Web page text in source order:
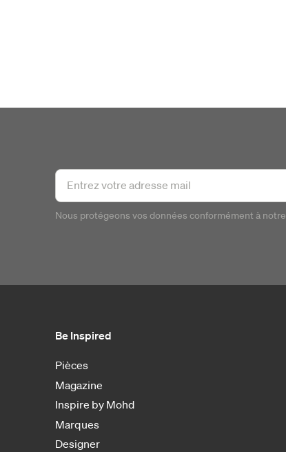
Nous protégeons vos données conformément à notre
Be Inspired
Pièces
Magazine
Inspire by Mohd
Marques
Designer